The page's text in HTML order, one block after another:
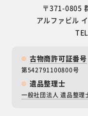
〒371-0805
アルファビル
古物商許可証番号
第542791100800号
遺品整理士
一般社団法人 遺品整理